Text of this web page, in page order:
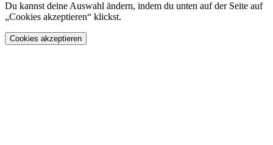
Du kannst deine Auswahl ändern, indem du unten auf der Seite auf
„Cookies akzeptieren“ klickst.
Cookies akzeptieren